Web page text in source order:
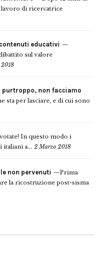
di ricercatrice
educativi
sul valore
purtroppo, non facciamo
sta per lasciare, e di cui sono
In questo modo i
a... 2 Marzo 2018
non pervenuti
Prima
la ricostruzione post-sisma